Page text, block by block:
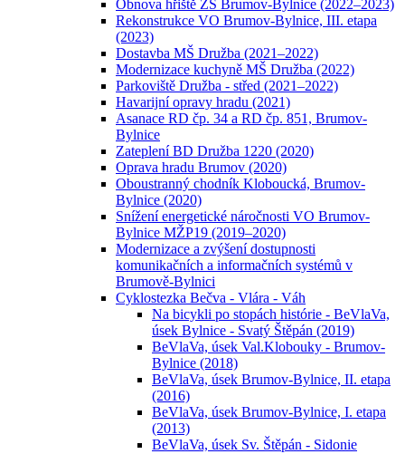
Obnova hřiště ZŠ Brumov-Bylnice (2022–2023)
Rekonstrukce VO Brumov-Bylnice, III. etapa
(2023)
Dostavba MŠ Družba (2021–2022)
Modernizace kuchyně MŠ Družba (2022)
Parkoviště Družba - střed (2021–2022)
Havarijní opravy hradu (2021)
Asanace RD čp. 34 a RD čp. 851, Brumov-
Bylnice
Zateplení BD Družba 1220 (2020)
Oprava hradu Brumov (2020)
Oboustranný chodník Kloboucká, Brumov-
Bylnice (2020)
Snížení energetické náročnosti VO Brumov-
Bylnice MŽP19 (2019–2020)
Modernizace a zvýšení dostupnosti
komunikačních a informačních systémů v
Brumově-Bylnici
Cyklostezka Bečva - Vlára - Váh
Na bicykli po stopách histórie - BeVlaVa,
úsek Bylnice - Svatý Štěpán (2019)
BeVlaVa, úsek Val.Klobouky - Brumov-
Bylnice (2018)
BeVlaVa, úsek Brumov-Bylnice, II. etapa
(2016)
BeVlaVa, úsek Brumov-Bylnice, I. etapa
(2013)
BeVlaVa, úsek Sv. Štěpán - Sidonie